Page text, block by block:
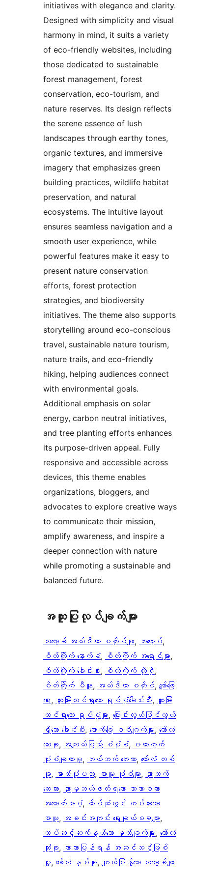
initiatives with elegance and clarity.
Designed with simplicity and visual
harmony in mind, it suits a variety
of eco-friendly websites, including
those dedicated to sustainable
forest management, forest
conservation, eco-tourism, and
nature reserves. Its design reflects
the serene essence of lush
landscapes through earthy tones,
organic textures, and immersive
imagery that emphasizes green
building practices, wildlife habitat
preservation, and natural
ecosystems. The intuitive layout
ensures seamless navigation and a
smooth user experience, while
powerful features make it easy to
present nature conservation
efforts, forest protection
strategies, and biodiversity
initiatives. The theme also supports
storytelling around eco-conscious
travel, sustainable nature tourism,
nature trails, and eco-friendly
hiking, helping audiences connect
with environmental goals.
Additional emphasis on solar
energy, carbon neutral initiatives,
and tree planting efforts enhances
its purpose-driven appeal. Fully
responsive and accessible across
devices, this theme enables
organizations, bloggers, and
advocates to explore creative ways
to communicate their mission,
amplify awareness, and inspire a
deeper connection with nature
while promoting a sustainable and
balanced future.
အ​ထူး​ပြု​လုပ်​ချက်​များ
ဘလော့ခ် အယ်ဒီတာ စတိုင်များ, ဘလော့ဂ်
စိတ်ကြိုက် နောက်ခံ, စိတ်ကြိုက် အရောင်များ
စိတ်ကြိုက် ခေါင်းစီး, စိတ်ကြိုက် လိုဂို
စိတ်ကြိုက် မီနူး, အယ်ဒီတာ စတိုင်, ဖျော်ဖြေ
ရေး, ထူးခြားထင်ရှားသော ရုပ်ပုံခေါင်းစီး, ထူးခြား
ထင်ရှားသော ရုပ်ပုံများ, ပြောင်းလွယ်ပြင်လွယ်
ရှိသော ခေါင်းစီး, အောက်ခြေ ဝစ်ဂျက်များ, ကော်လံ
လေးခု, အကျယ်ပြည့် စံပုံစံ, ဇယားကွက်
ပုံစံချထားမှု, ဘယ်ဘက် ဘေးဘား, ကော်လံ တစ်
ခု, ဓာတ်ပုံပညာ, စာမူ ပုံစံများ, ညာဘက်
ဘေးဘား, ညာမှဘယ်ဖတ်ရသော ဘာသာစကား
အထောက်အပံ့, ထိပ်ဆုံးတွင် ကပ်ထားသော
စာမူ, အခင်းအကျင်း ရွေးချယ်စရာများ
ထပ်ဆင့်ဆက်နွယ်သော မှတ်ချက်များ, ကော်လံ
သုံးခု, ဘာသာပြန်ရန် အဆင်သင့်ဖြစ်
မှု, ကော်လံ နှစ်ခု, ကျယ်ပြန့်သော ဘလော့ခ်များ